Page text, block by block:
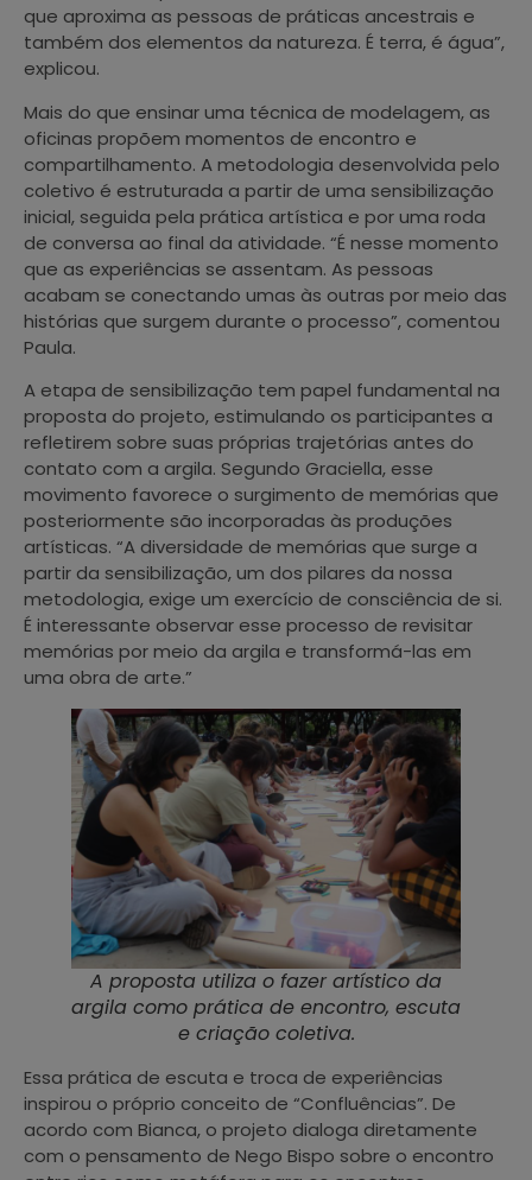
que aproxima as pessoas de práticas ancestrais e
também dos elementos da natureza. É terra, é água”,
explicou.
Mais do que ensinar uma técnica de modelagem, as
oficinas propõem momentos de encontro e
compartilhamento. A metodologia desenvolvida pelo
coletivo é estruturada a partir de uma sensibilização
inicial, seguida pela prática artística e por uma roda
de conversa ao final da atividade. “É nesse momento
que as experiências se assentam. As pessoas
acabam se conectando umas às outras por meio das
histórias que surgem durante o processo”, comentou
Paula.
A etapa de sensibilização tem papel fundamental na
proposta do projeto, estimulando os participantes a
refletirem sobre suas próprias trajetórias antes do
contato com a argila. Segundo Graciella, esse
movimento favorece o surgimento de memórias que
posteriormente são incorporadas às produções
artísticas. “A diversidade de memórias que surge a
partir da sensibilização, um dos pilares da nossa
metodologia, exige um exercício de consciência de si.
É interessante observar esse processo de revisitar
memórias por meio da argila e transformá-las em
uma obra de arte.”
A proposta utiliza o fazer artístico da
argila como prática de encontro, escuta
e criação coletiva.
Essa prática de escuta e troca de experiências
inspirou o próprio conceito de “Confluências”. De
acordo com Bianca, o projeto dialoga diretamente
com o pensamento de Nego Bispo sobre o encontro